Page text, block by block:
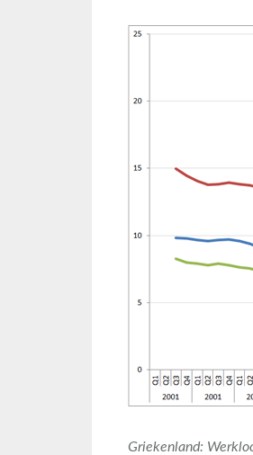
Griekenland: